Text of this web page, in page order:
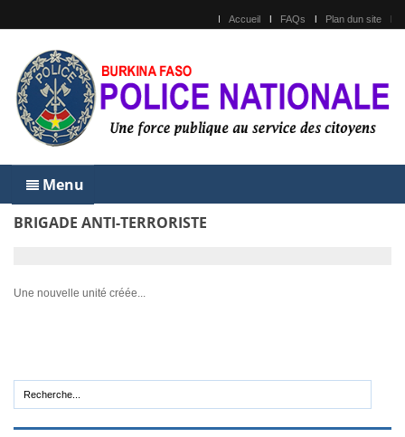
Accueil FAQs Plan dun site
Menu
BRIGADE ANTI-TERRORISTE
Une nouvelle unité créée...